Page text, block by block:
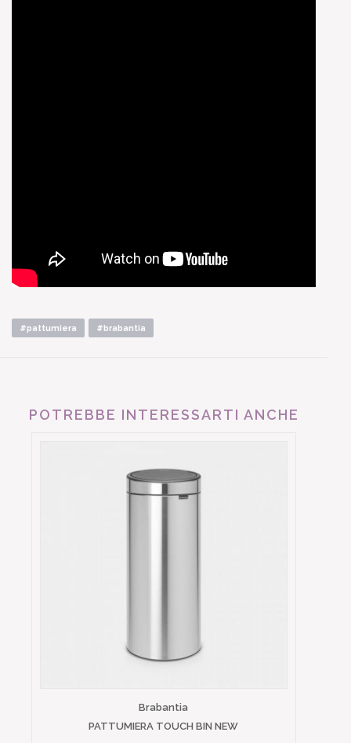
#pattumiera #brabantia
POTREBBE INTERESSARTI ANCHE
Brabantia
PATTUMIERA TOUCH BIN NEW